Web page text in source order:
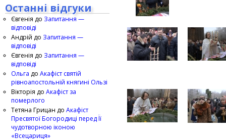
Останні відгуки
Євгенія до Запитання —
відповіді
Андрій до Запитання —
відповіді
Євгенія до Запитання —
відповіді
Ольга до Акафіст святій
рівноапостольній княгині Ользі
Вікторія до Акафіст за
померлого
Тетяна Грицан до Акафіст
Пресвятої Богородиці перед Її
чудотворною іконою
«Всецариця»